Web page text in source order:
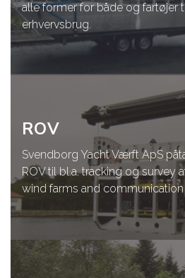
alle former for både og fartøjer
erhvervsbrug.
ROV
Svendborg Yacht Værft ApS
ROV til bl.a. tracking og survey
wind farms and communication